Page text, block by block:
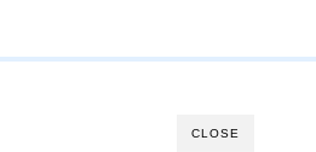
CLOSE